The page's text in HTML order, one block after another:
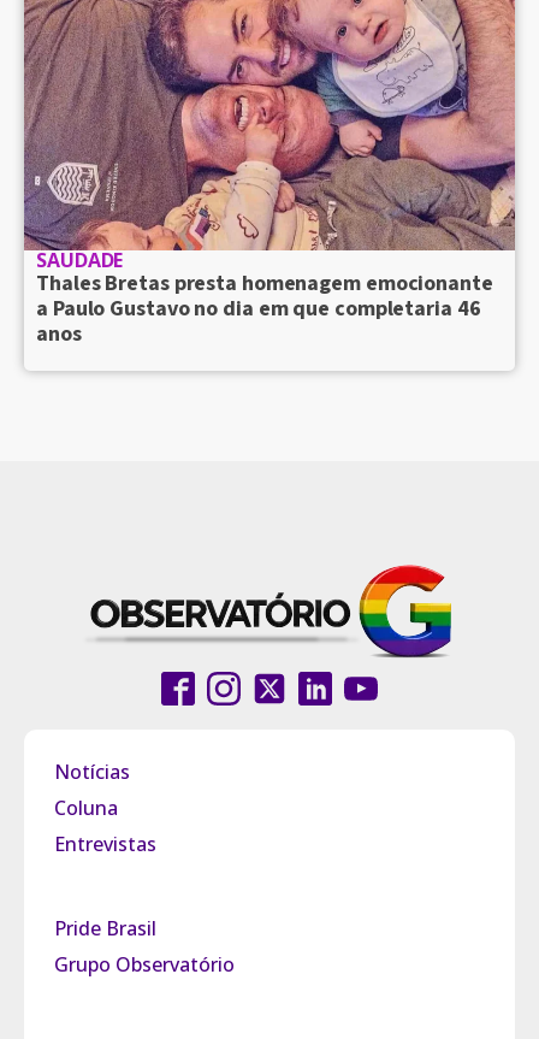
SAUDADE
Thales Bretas presta homenagem emocionante
a Paulo Gustavo no dia em que completaria 46
anos
Notícias
Coluna
Entrevistas
Pride Brasil
Grupo Observatório